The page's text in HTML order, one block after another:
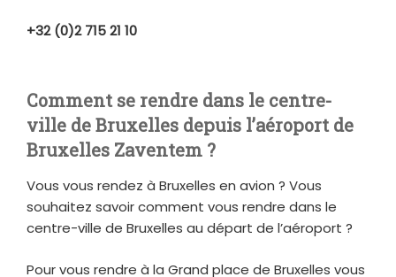
+32 (0)2 715 21 10
Comment se rendre dans le centre-
ville de Bruxelles depuis l’aéroport de
Bruxelles Zaventem ?
Vous vous rendez à Bruxelles en avion ? Vous
souhaitez savoir comment vous rendre dans le
centre-ville de Bruxelles au départ de l’aéroport ?
Pour vous rendre à la Grand place de Bruxelles vous